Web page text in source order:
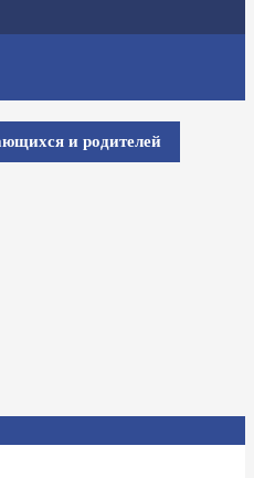
и родителей